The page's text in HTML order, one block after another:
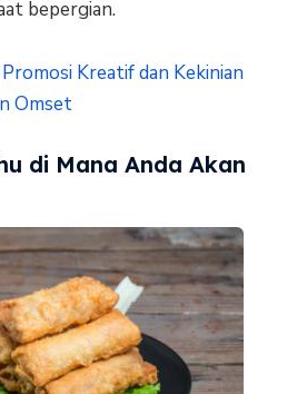
bepergian.
Kreatif dan Kekinian
Omset
di Mana Anda Akan